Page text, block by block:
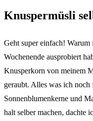
Knuspermüsli
Geht super einfach! Warum
Wochenende ausprobiert
Knusperkorn von meinem
geraubt. Alles was ich
Sonnenblumenkerne und
halt selber machen, dachte